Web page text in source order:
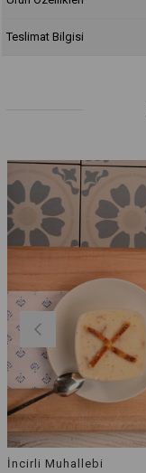
Teslimat Bilgisi
İncirli Muhallebi